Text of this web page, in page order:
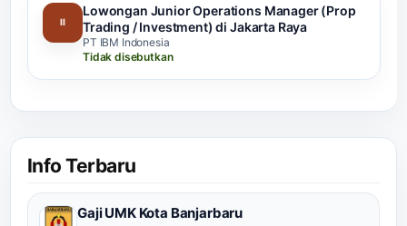
II
Lowongan Junior Operations Manager (Prop
Trading / Investment) di Jakarta Raya
PT IBM Indonesia
Tidak disebutkan
Info Terbaru
Gaji UMK Kota Banjarbaru